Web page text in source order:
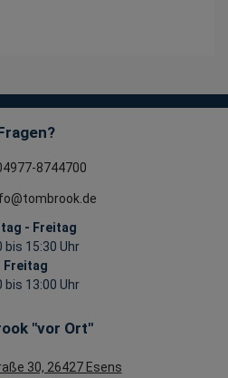
8744700
- Freitag
bis 15:30 Uhr
Freitag
bis 13:00 Uhr
"vor Ort"
30, 26427 Esens